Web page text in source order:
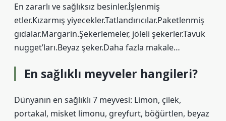
En zararlı ve sağlıksız besinler.İşlenmiş
etler.Kızarmış yiyecekler.Tatlandırıcılar.Paketlenmiş
gıdalar.Margarin.Şekerlemeler, jöleli şekerler.Tavuk
nugget’ları.Beyaz şeker.Daha fazla makale…
En sağlıklı meyveler hangileri?
Dünyanın en sağlıklı 7 meyvesi: Limon, çilek,
portakal, misket limonu, greyfurt, böğürtlen, beyaz